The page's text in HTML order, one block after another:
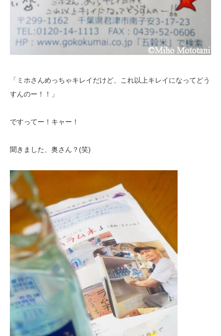
「ミホさんめっちゃキレイだけど、これ以上キレイになってどう
すんのー！！」
ですってー！キャー！
聞きました、奥さん？(笑)